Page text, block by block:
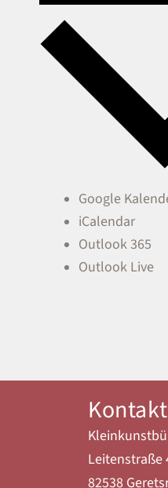
Google
iCalendar
Outlook 365
Outlook Live
Leitenstraße
82538